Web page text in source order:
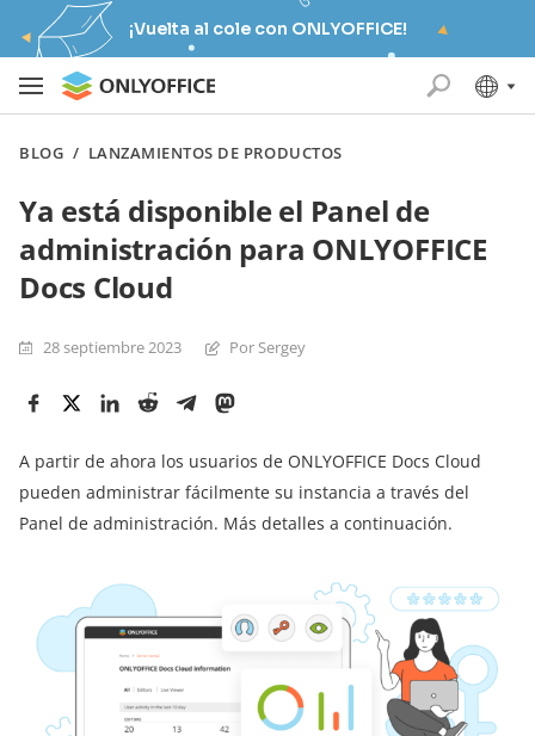
¡Vuelta al cole con ONLYOFFICE!
BLOG / LANZAMIENTOS DE PRODUCTOS
Ya está disponible el Panel de
administración para ONLYOFFICE
Docs Cloud
28 septiembre 2023 Por Sergey
A partir de ahora los usuarios de ONLYOFFICE Docs Cloud
pueden administrar fácilmente su instancia a través del
Panel de administración. Más detalles a continuación.